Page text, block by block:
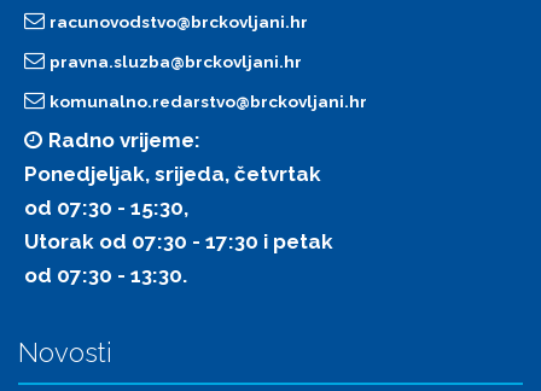
racunovodstvo@brckovljani.hr
pravna.sluzba@brckovljani.hr
komunalno.redarstvo@brckovljani.hr
Radno vrijeme:
Ponedjeljak, srijeda, četvrtak
od 07:30 - 15:30,
Utorak od 07:30 - 17:30 i petak
od 07:30 - 13:30.
Novosti